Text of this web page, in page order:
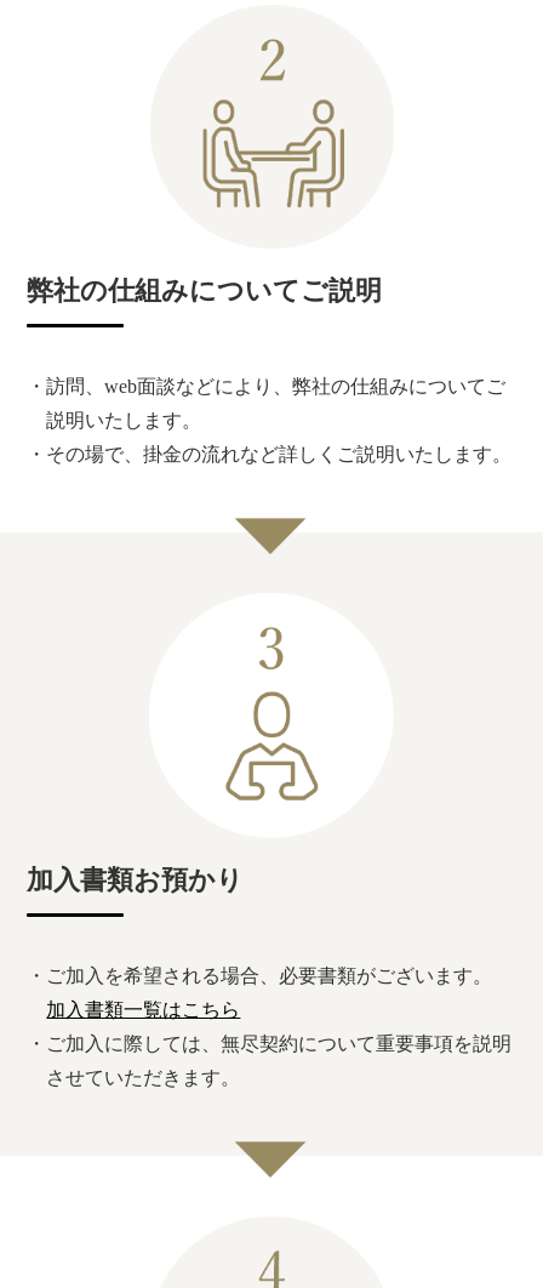
弊社の仕組みについてご説明
・訪問、web面談などにより、弊社の仕組みについてご
説明いたします。
・その場で、掛金の流れなど詳しくご説明いたします。
加入書類お預かり
・ご加入を希望される場合、必要書類がございます。
加入書類一覧はこちら
・ご加入に際しては、無尽契約について重要事項を説明
させていただきます。